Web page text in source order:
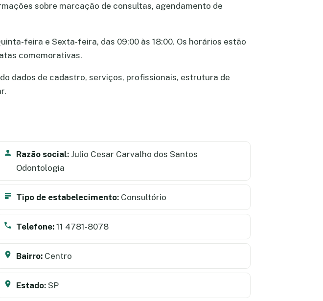
sobre marcação de consultas, agendamento de
feira e Sexta-feira, das 09:00 às 18:00. Os horários estão
comemorativas.
dados de cadastro, serviços, profissionais, estrutura de
Razão social: Julio Cesar Carvalho dos Santos
Odontologia
Tipo de estabelecimento: Consultório
Telefone: 11 4781-8078
Bairro: Centro
Estado: SP